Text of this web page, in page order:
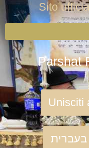
Sito
Unisciti
בעברית